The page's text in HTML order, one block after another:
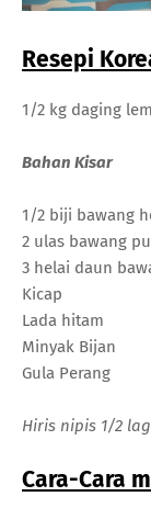
Resepi
1/2 kg daging
Bahan Kisar
1/2 biji bawang
2 ulas bawang
3 helai daun
Kicap
Lada hitam
Minyak Bijan
Gula Perang
Hiris nipis 1/2
Cara-Cara